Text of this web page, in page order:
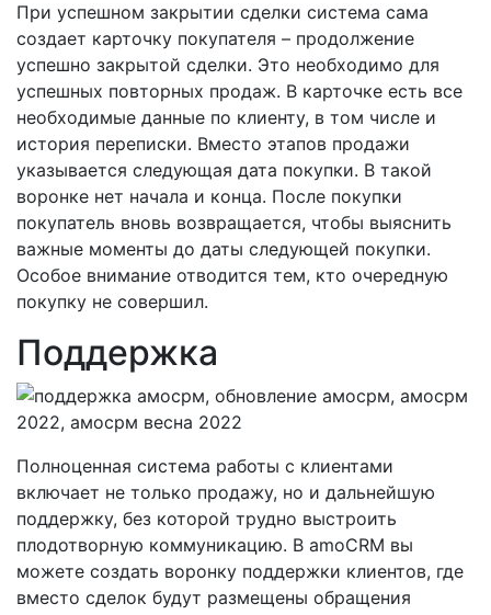
При успешном закрытии сделки система сама
создает карточку покупателя – продолжение
успешно закрытой сделки. Это необходимо для
успешных повторных продаж. В карточке есть все
необходимые данные по клиенту, в том числе и
история переписки. Вместо этапов продажи
указывается следующая дата покупки. В такой
воронке нет начала и конца. После покупки
покупатель вновь возвращается, чтобы выяснить
важные моменты до даты следующей покупки.
Особое внимание отводится тем, кто очередную
покупку не совершил.
Поддержка
Полноценная система работы с клиентами
включает не только продажу, но и дальнейшую
поддержку, без которой трудно выстроить
плодотворную коммуникацию. В amoCRM вы
можете создать воронку поддержки клиентов, где
вместо сделок будут размещены обращения